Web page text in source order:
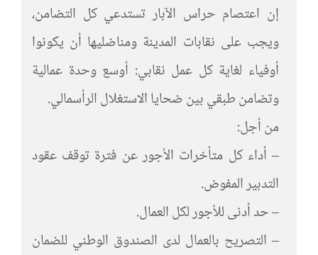
إن اعتصام حراس الآبار تستدعي كل التضامن،
ويجب على نقابات المدينة ومناضليها أن يكونوا
أوفياء لغاية كل عمل نقابي: أوسع وحدة عمالية
وتضامن طبقي بين ضحايا الاستغلال الرأسمالي.
من أجل:
– أداء كل متأخرات الأجور عن فترة توقف عقود
التدبير المفوض.
– حد أدنى للأجور لكل العمال.
– التصريح بالعمال لدى الصندوق الوطني للضمان